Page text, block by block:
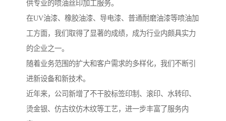
供专业的喷油丝印加工服务。
在UV油漆、橡胶油漆、导电漆、普通耐磨油漆等喷油加
工方面，我们取得了显著的成绩，成为行业内颇具实力
的企业之一。
随着业务范围的扩大和客户需求的多样化，我们不断引
进新设备和新技术。
近年来，公司新增了不干胶标签印制、滚印、水转印、
烫金银、仿古纹仿木纹等工艺，进一步丰富了服务内